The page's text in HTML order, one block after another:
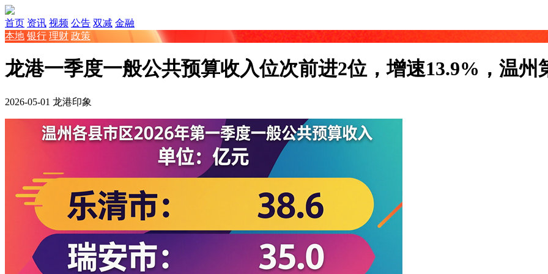
首页 资讯 视频 公告 双减 金融
本地 银行 理财 政策
龙港一季度一般公共预算收入位次前进2位，增速13.9%，温州
2026-05-01 龙港印象